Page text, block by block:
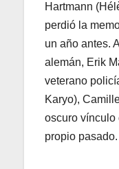
Hartmann
perdió la
un año antes.
alemán, Erik
veterano
Karyo),
oscuro vínculo
propio pasado.